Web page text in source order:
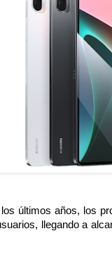
últimos años, los
llegando a